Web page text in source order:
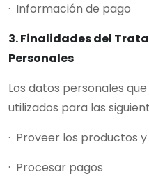
· Información de pago
3. Finalidades del
Personales
Los datos personales
utilizados para las
· Proveer los productos
· Procesar pagos